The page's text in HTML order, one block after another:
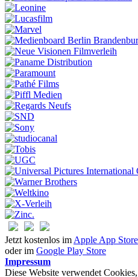
Jetzt kostenlos im Apple App Store
oder im Google Play Store
Impressum
Diese Website verwendet